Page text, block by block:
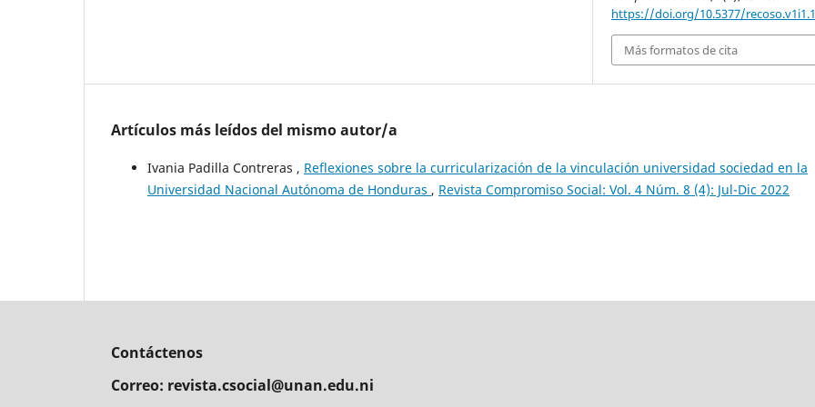
https://doi.org/10.5377/
Más formatos de cita
Artículos más leídos del mismo autor/a
Ivania Padilla Contreras , Reflexiones sobre la curricularización de la vinculación universidad sociedad en la
Universidad Nacional Autónoma de Honduras , Revista Compromiso Social: Vol. 4 Núm. 8 (4): Jul-Dic 2022
Contáctenos
Correo: revista.csocial@unan.edu.ni